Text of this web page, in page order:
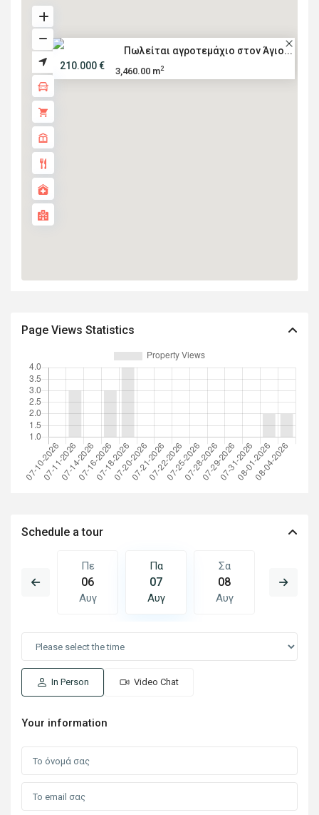
Πωλείται αγροτεμάχιο στον Άγιο...
210.000 €
3,460.00 m2
Page Views Statistics
Schedule a tour
Πε
06
Αυγ
Πα
07
Αυγ
Σα
08
Αυγ
09
In Person Video Chat
Your information